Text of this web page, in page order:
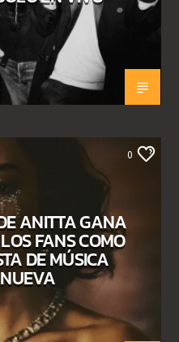
0
ANITTA GANA
FANS COMO
DE MÚSICA